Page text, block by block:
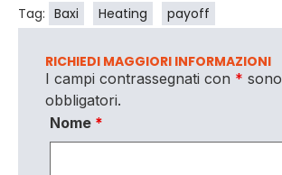
Tag: Baxi Heating payoff
RICHIEDI MAGGIORI INFORMAZIONI
I campi contrassegnati con * sono
obbligatori.
Nome *